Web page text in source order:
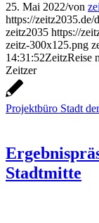
25. Mai 2022/von
https://zeitz2035.de/
zeitz2035 https://
zeitz-300x125.png
14:31:52ZeitzReise
Zeitzer
Projektbüro Stadt
Stadtmitte